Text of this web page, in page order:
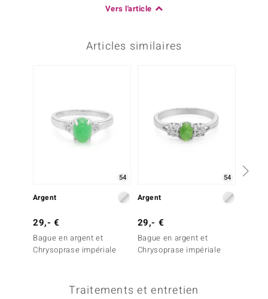
Vers l'article
Articles similaires
54
Argent
29,- €
Bague en argent et
Chrysoprase impériale
54
Argent
29,- €
Bague en argent et
Chrysoprase impériale
Traitements et entretien